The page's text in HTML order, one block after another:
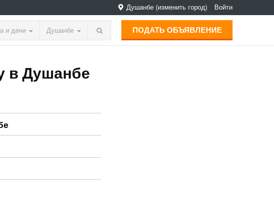
Душанбе (изменить город) Войти
и дачи Душанбе ПОДАТЬ ОБЪЯВЛЕНИЕ
в Душанбе